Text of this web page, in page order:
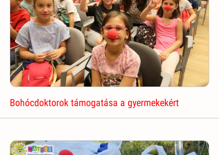
Bohócdoktorok támogatása a gyermekekért